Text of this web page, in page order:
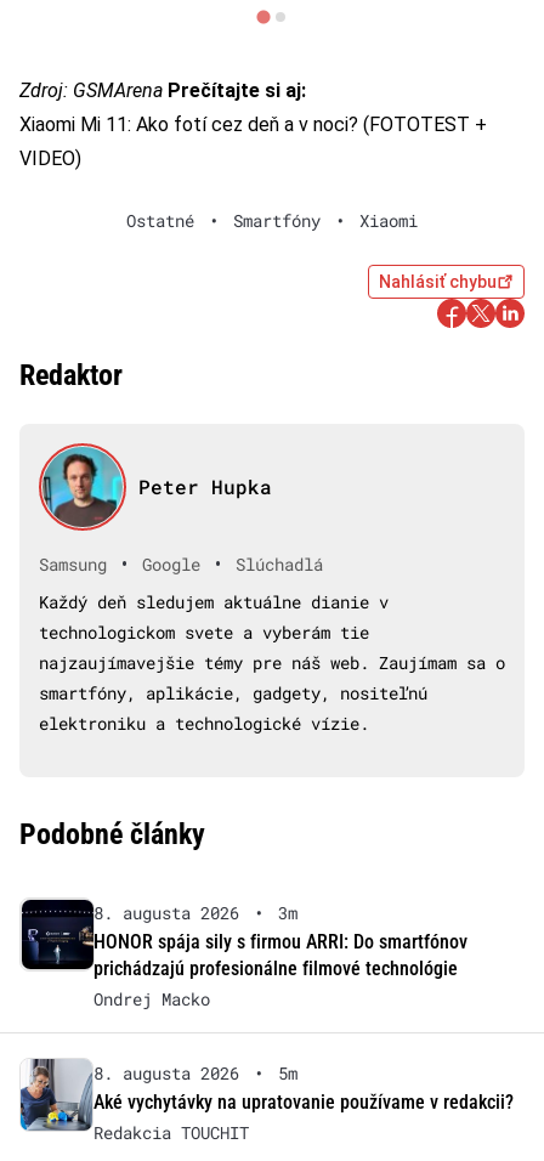
Zdroj: GSMArena Prečítajte si aj:
Xiaomi Mi 11: Ako fotí cez deň a v noci? (FOTOTEST +
VIDEO)
Ostatné • Smartfóny • Xiaomi
Nahlásiť chybu
Redaktor
Peter Hupka
Samsung • Google •
Slúchadlá
Každý deň sledujem aktuálne dianie v
technologickom svete a vyberám tie
najzaujímavejšie témy pre náš web. Zaujímam sa o
smartfóny, aplikácie, gadgety, nositeľnú
elektroniku a technologické vízie.
Podobné články
8. augusta 2026 •
3m
HONOR spája sily s firmou ARRI: Do smartfónov
prichádzajú profesionálne filmové technológie
Ondrej Macko
8. augusta 2026 •
5m
Aké vychytávky na upratovanie používame v redakcii?
Redakcia TOUCHIT